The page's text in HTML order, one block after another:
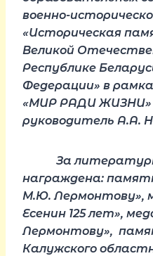
военно-
«Историческая
Великой
Республике
Федерации» в
«МИР РАДИ ЖИЗНИ»
руководитель А.А.
За
награждена:
М.Ю. Лермонтову»,
Есенин 125 лет»,
Лермонтову»,
Калужского